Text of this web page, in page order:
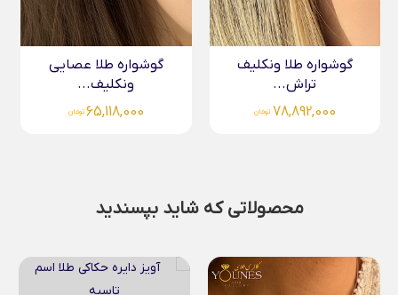
گوشواره طلا ونکلیف
تراش...
78,892,000 تومان
گوشواره طلا عصایی
ونکلیف...
65,118,000 تومان
محصولاتی که شاید بپسندید